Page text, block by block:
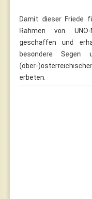
Damit dieser Friede
Rahmen von
geschaffen und
besondere
(ober-
erbeten.